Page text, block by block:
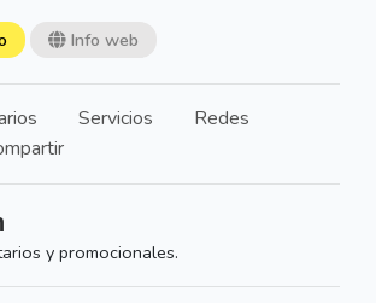
Info web
Servicios
Redes
y promocionales.